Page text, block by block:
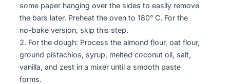
some paper hanging over the sides to easily remove
the bars later. Preheat the oven to 180° C. For the
no-bake version, skip this step.
For the dough: Process the almond flour, oat flour,
ground pistachios, syrup, melted coconut oil, salt,
vanilla, and zest in a mixer until a smooth paste
forms.